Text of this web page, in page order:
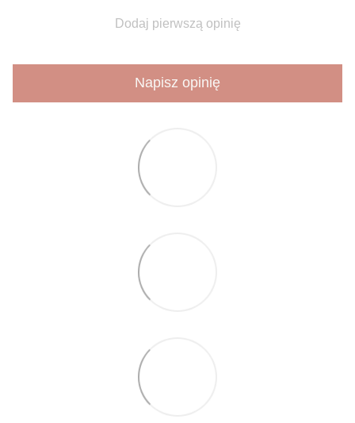
Dodaj pierwszą opinię
Napisz opinię